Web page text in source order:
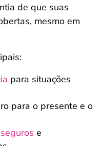
de que suas
mesmo em
para situações
para o presente e o
seguros e